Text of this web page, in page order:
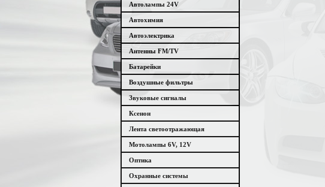
Автолампы 24V
Автохимия
Автоэлектрика
Антенны FM/TV
Батарейки
Воздушные фильтры
Звуковые сигналы
Ксенон
Лента светоотражающая
Мотолампы 6V, 12V
Оптика
Охранные системы